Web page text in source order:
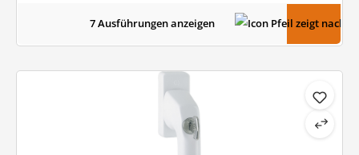
7 Ausführungen anzeigen